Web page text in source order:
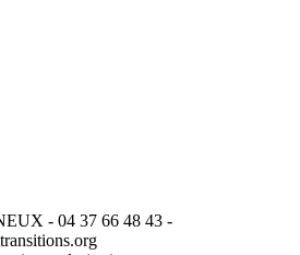
- 04 37 66 48 43 -